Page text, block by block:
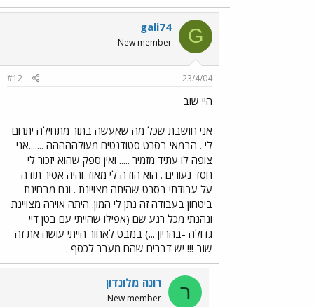
G
gali74
New member
23/4/04
#12
היי שוב
אני חושבת שכל מה שאעשה בתור מתחילה יתרום
לי . הבמאי בסרט סטודנטים מעולההההה .......אני
צופה לו עתיד מזמיר ..... ואין ספק שהוא יזכור לי
חסד נעורים . הוא הודה לי מאוד והיה אסיר תודה
על עבודתי בסרט שהיתה מצויינת . וגם מבחינת
ביטחון בעבודה זה נתן לי המון. היתה אוירה מצויינת
ונהנתי מכל רגע שם (אפילו שהייתי עם בטן דיי
גדולה -בהריון ...) במבט לאחור הייתי עושה את זה
שוב !!! יש דברים שהם מעבר לכסף .
ר רונה מלונדון
New member